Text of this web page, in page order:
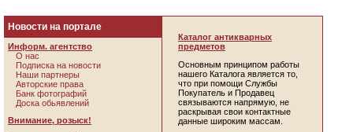
Новости на портале
Информ. агентство
О нас
Подписка на новости
Наши партнеры
Авторские права
Банк фотографий
Доска обьявлений
Внимание, розыск!
Каталог антикварных
предметов
Основным принципом работы
нашего Каталога является то,
что при помощи Службы
Покупатель и Продавец
связываются напрямую, не
раскрывая свои контактные
данные широким массам.